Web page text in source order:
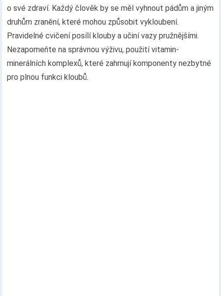
o své zdraví. Každý člověk by se měl vyhnout pádům a jiným
druhům zranění, které mohou způsobit vykloubení.
Pravidelné cvičení posílí klouby a učiní vazy pružnějšími.
Nezapomeňte na správnou výživu, použití vitamin-
minerálních komplexů, které zahrnují komponenty nezbytné
pro plnou funkci kloubů.